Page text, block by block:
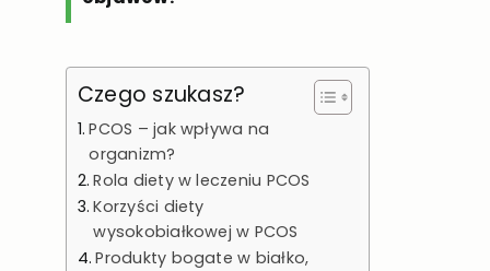
Czego szukasz?
PCOS – jak wpływa na
organizm?
Rola diety w leczeniu PCOS
Korzyści diety
wysokobiałkowej w PCOS
Produkty bogate w białko,